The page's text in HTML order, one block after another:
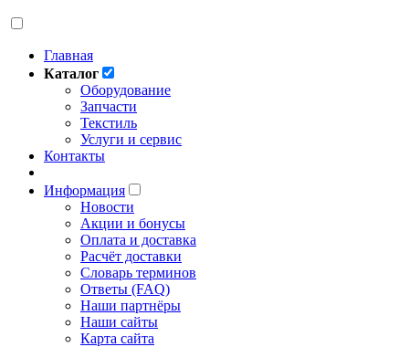
Главная
Каталог
Оборудование
Запчасти
Текстиль
Услуги и сервис
Контакты
Информация
Новости
Акции и бонусы
Оплата и доставка
Расчёт доставки
Словарь терминов
Ответы (FAQ)
Наши партнёры
Наши сайты
Карта сайта